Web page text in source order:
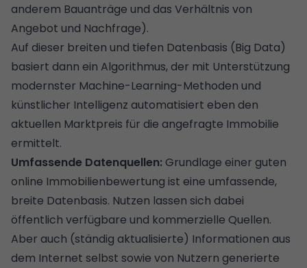
anderem Bauanträge und das Verhältnis von
Angebot und Nachfrage).
Auf dieser breiten und tiefen Datenbasis (Big Data)
basiert dann ein Algorithmus, der mit Unterstützung
modernster Machine-Learning-Methoden und
künstlicher Intelligenz automatisiert eben den
aktuellen Marktpreis für die angefragte Immobilie
ermittelt.
Umfassende Datenquellen: Grundlage einer guten
online Immobilienbewertung ist eine umfassende,
breite Datenbasis. Nutzen lassen sich dabei
öffentlich verfügbare und kommerzielle Quellen.
Aber auch (ständig aktualisierte) Informationen aus
dem Internet selbst sowie von Nutzern generierte